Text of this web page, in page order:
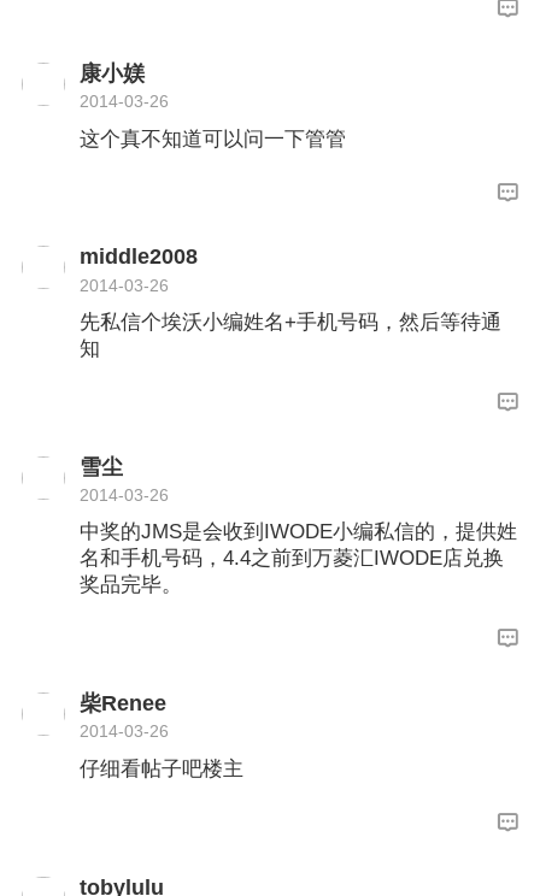
康小媄
2014-03-26
这个真不知道可以问一下管管
middle2008
2014-03-26
先私信个埃沃小编姓名+手机号码，然后等待通
知
雪尘
2014-03-26
中奖的JMS是会收到IWODE小编私信的，提供姓
名和手机号码，4.4之前到万菱汇IWODE店兑换
奖品完毕。
柴Renee
2014-03-26
仔细看帖子吧楼主
tobylulu